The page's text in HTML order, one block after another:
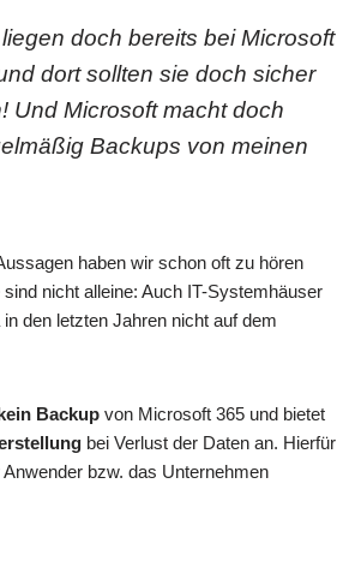
doch bereits bei Microsoft
dort sollten sie doch sicher
Und Microsoft macht doch
Backups von meinen
haben wir schon oft zu hören
nicht alleine: Auch IT-Systemhäuser
den letzten Jahren nicht auf dem
Backup von Microsoft 365 und bietet
bei Verlust der Daten an. Hierfür
bzw. das Unternehmen